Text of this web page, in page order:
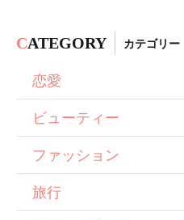
CATEGORY カテゴリー
恋愛
ビューティー
ファッション
旅行